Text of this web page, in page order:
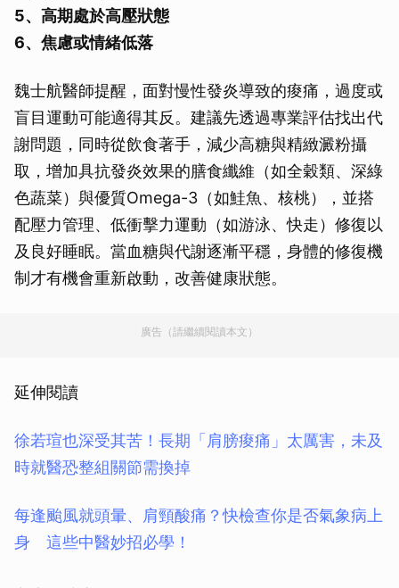
5、高期處於高壓狀態
6、焦慮或情緒低落
魏士航醫師提醒，面對慢性發炎導致的痠痛，過度或
盲目運動可能適得其反。建議先透過專業評估找出代
謝問題，同時從飲食著手，減少高糖與精緻澱粉攝
取，增加具抗發炎效果的膳食纖維（如全穀類、深綠
色蔬菜）與優質Omega-3（如鮭魚、核桃），並搭
配壓力管理、低衝擊力運動（如游泳、快走）修復以
及良好睡眠。當血糖與代謝逐漸平穩，身體的修復機
制才有機會重新啟動，改善健康狀態。
廣告（請繼續閱讀本文）
延伸閱讀
徐若瑄也深受其苦！長期「肩膀痠痛」太厲害，未及
時就醫恐整組關節需換掉
每逢颱風就頭暈、肩頸酸痛？快檢查你是否氣象病上
身 這些中醫妙招必學！